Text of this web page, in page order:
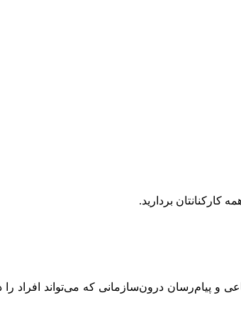
متوسط و بزرگ (۵۰ تا ۵۰۰۰ نفر) است. یک شبکه اجتماعی و پیام‌رسان